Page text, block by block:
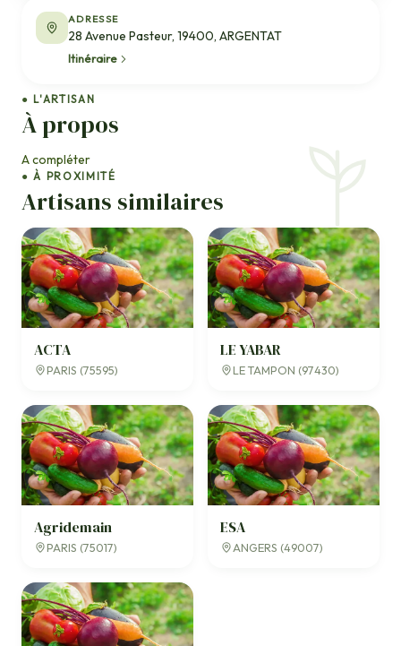
● L'ARTISAN
À propos
A compléter
● À PROXIMITÉ
Artisans similaires
ACTA
PARIS (75595)
LE YABAR
LE TAMPON (97430)
Agridemain
PARIS (75017)
ESA
ANGERS (49007)
ADRESSE
28 Avenue Pasteur, 19400, ARGENTAT
Itinéraire